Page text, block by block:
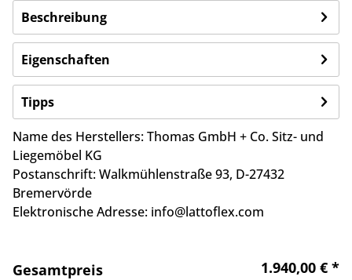
Beschreibung
Eigenschaften
Tipps
Name des Herstellers:Thomas GmbH + Co. Sitz- und
Liegemöbel KG
Postanschrift:Walkmühlenstraße 93, D-27432
Bremervörde
Elektronische Adresse: info@lattoflex.com
Gesamtpreis 1.940,00 € *